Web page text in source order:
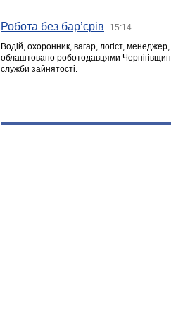
Робота без бар’єрів 15:14
Водій, охоронник, вагар, логіст,
облаштовано роботодавцями
служби зайнятості.